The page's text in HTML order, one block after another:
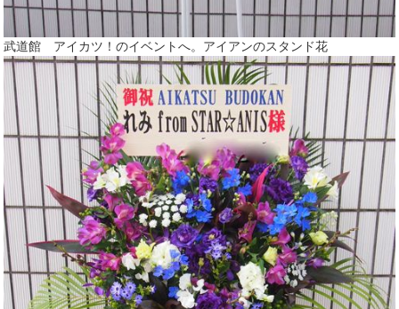
武道館 アイカツ！のイベントへ。アイアンのスタンド花